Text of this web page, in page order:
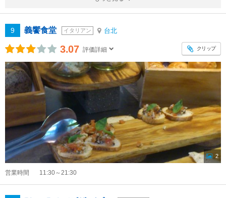
9 義饗食堂 イタリアン 台北
3.07 評価詳細 クリップ
2
営業時間 11:30～21:30